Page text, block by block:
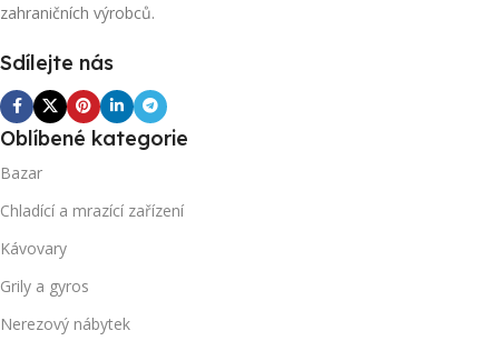
zahraničních výrobců.
Sdílejte nás
Oblíbené kategorie
Bazar
Chladící a mrazící zařízení
Kávovary
Grily a gyros
Nerezový nábytek